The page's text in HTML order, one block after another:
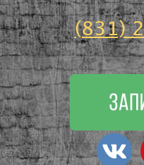
(831)